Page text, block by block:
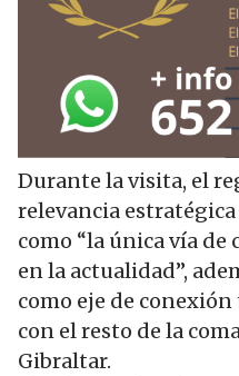
Durante la visita, el
relevancia
como “la única vía
en la actualidad”,
como eje de
con el resto de la
Gibraltar.